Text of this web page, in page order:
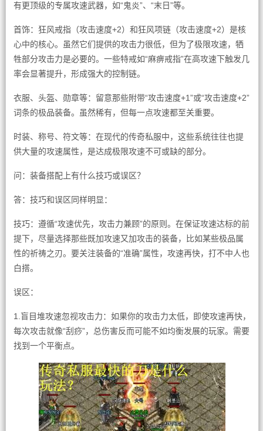
有更顶级的专属攻速武器，如“鬼炎”、“末日”等。
首饰：狂风戒指（攻击速度+2）和狂风项链（攻击速度+2）是核
心中的核心。虽然它们提供的攻击力很低，但为了极限攻速，牺
牲部分攻击力是必要的。一些特戒如“麻痹戒指”在高攻速下触发几
率会显著提升，形成强大的控制链。
衣服、头盔、勋章等：留意那些附带“攻击速度+1”或“攻击速度+2”
词条的极品装备。虽然稀有，但每一点攻速都至关重要。
时装、称号、符文等：在现代的传奇私服中，这些系统往往也提
供大量的攻速属性，是达成极限攻速不可或缺的部分。
问：装备搭配上有什么技巧或误区？
答：技巧和误区同样明显：
技巧：遵循“攻速优先，攻击力兼顾”的原则。在保证攻速达标的前
提下，尽量选择那些既加攻速又加攻击的装备，比如某些极品属
性的祈祷之刃。要关注装备的“准确”属性，攻速再快，打不中人也
白搭。
误区：
1.盲目堆攻速忽视攻击力：如果你的攻击力太低，即使攻速再快，
每次攻击就像“刮痧”，总伤害反而可能不如均衡发展的玩家。需要
找到一个平衡点。